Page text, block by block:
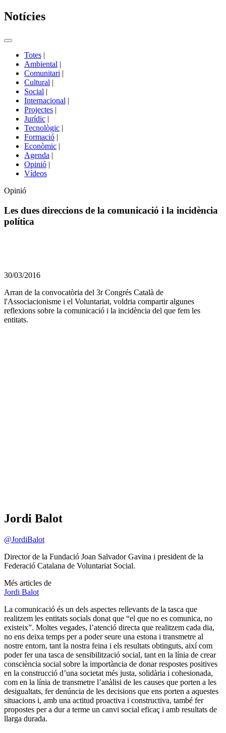
Notícies
Commutador
portals
Totes |
Ambiental |
Comunitari |
Cultural |
Social |
Internacional |
Projectes |
Jurídic |
Tecnològic |
Formació |
Econòmic |
Agenda |
Opinió |
Vídeos
Opinió
Les dues direccions de la comunicació i la incidència
política
en
xarxes
socials
30/03/2016
Arran de la convocatòria del 3r Congrés Català de
l'Associacionisme i el Voluntariat, voldria compartir algunes
reflexions sobre la comunicació i la incidència del que fem les
entitats.
Jordi Balot
@JordiBalot
Director de la Fundació Joan Salvador Gavina i president de la
Federació Catalana de Voluntariat Social.
Més articles de
Jordi Balot
La comunicació és un dels aspectes rellevants de la tasca que
realitzem les entitats socials donat que “el que no es comunica, no
existeix”. Moltes vegades, l’atenció directa que realitzem cada dia,
no ens deixa temps per a poder seure una estona i transmetre al
nostre entorn, tant la nostra feina i els resultats obtinguts, així com
poder fer una tasca de sensibilització social, tant en la línia de crear
consciència social sobre la importància de donar respostes positives
en la construcció d’una societat més justa, solidària i cohesionada,
com en la línia de transmetre l’anàlisi de les causes que porten a les
desigualtats, fer denúncia de les decisions que ens porten a aquestes
situacions i, amb una actitud proactiva i constructiva, també fer
propostes per a dur a terme un canvi social eficaç i amb resultats de
llarga durada.